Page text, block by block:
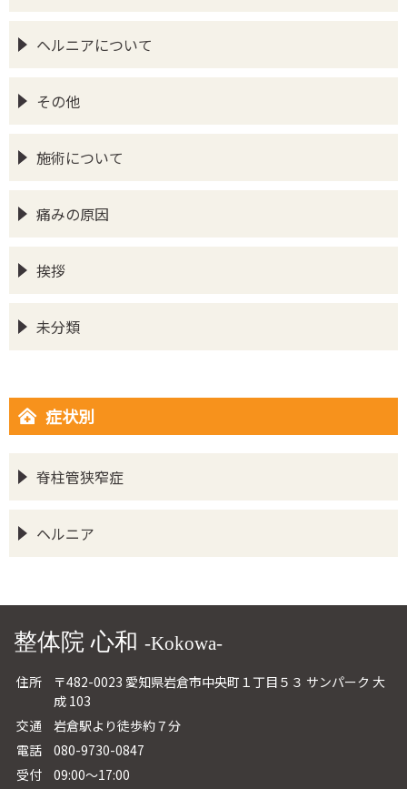
ヘルニアについて
その他
施術について
痛みの原因
挨拶
未分類
症状別
脊柱管狭窄症
ヘルニア
整体院 心和 -Kokowa-
住所
〒482-0023 愛知県岩倉市中央町１丁目５３ サンパーク 大
成 103
交通
岩倉駅より徒歩約７分
電話
080-9730-0847
受付
09:00～17:00